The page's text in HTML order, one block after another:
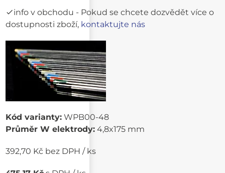
info v obchodu - Pokud se chcete dozvědět více o
dostupnosti zboží, kontaktujte nás
Kód varianty: WPB00-48
Průměr W elektrody: 4,8x175 mm
392,70 Kč bez DPH / ks